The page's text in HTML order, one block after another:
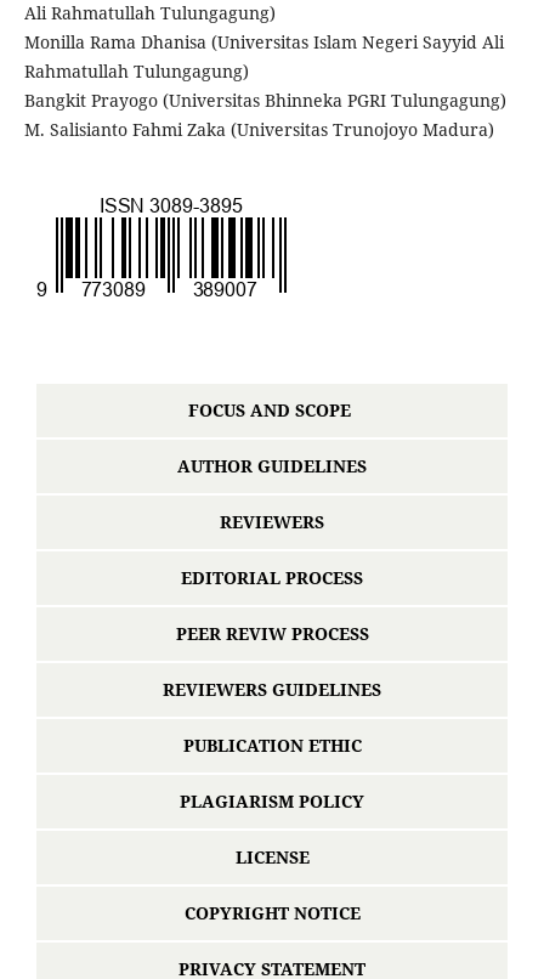
Ali Rahmatullah Tulungagung)
Monilla Rama Dhanisa (Universitas Islam Negeri Sayyid Ali
Rahmatullah Tulungagung)
Bangkit Prayogo (Universitas Bhinneka PGRI Tulungagung)
M. Salisianto Fahmi Zaka (Universitas Trunojoyo Madura)
FOCUS AND SCOPE
AUTHOR GUIDELINES
REVIEWERS
EDITORIAL PROCESS
PEER REVIW PROCESS
REVIEWERS GUIDELINES
PUBLICATION ETHIC
PLAGIARISM POLICY
LICENSE
COPYRIGHT NOTICE
PRIVACY STATEMENT